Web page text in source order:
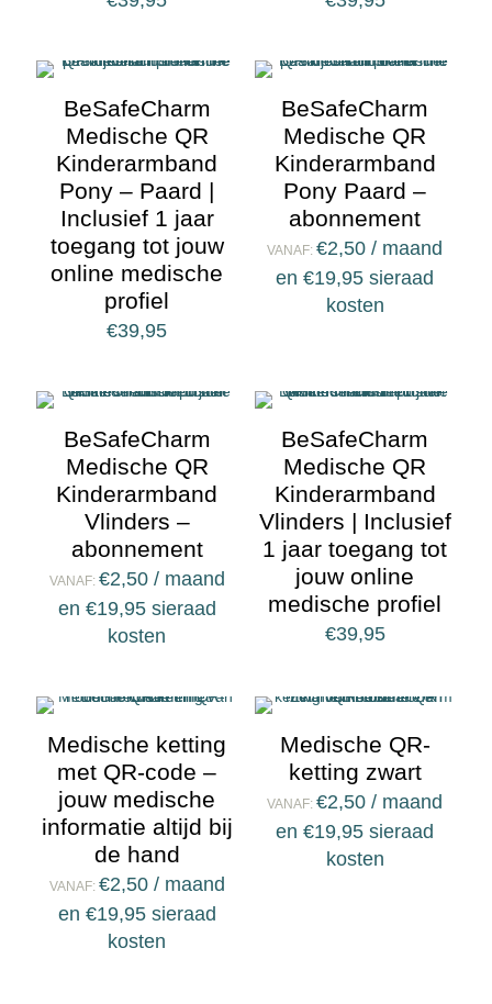
BeSafeCharm
Medische QR
Kinderarmband
Pony – Paard |
Inclusief 1 jaar
toegang tot jouw
online medische
profiel
€39,95
BeSafeCharm
Medische QR
Kinderarmband
Pony Paard –
abonnement
VANAF:€2,50 / maand
en€19,95 sieraad
kosten
BeSafeCharm
Medische QR
Kinderarmband
Vlinders –
abonnement
VANAF: €2,50 / maand
en €19,95sieraad
kosten
BeSafeCharm
Medische QR
Kinderarmband
Vlinders | Inclusief
1 jaar toegang tot
jouw online
medische profiel
€39,95
Medische ketting
met QR-code –
jouw medische
informatie altijd bij
de hand
VANAF: €2,50 / maand
en €19,95sieraad
kosten
Medische QR-
ketting zwart
VANAF:€2,50 / maand
en€19,95 sieraad
kosten